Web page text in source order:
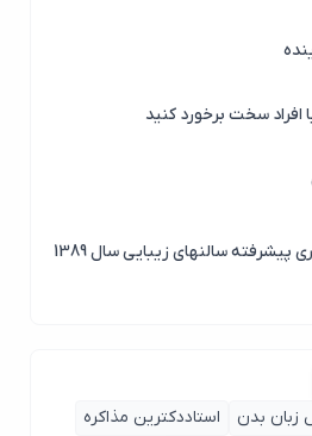
سخت برخورد کنید
سالنهای زیبایی سال 1389
بدن
استاددکترین مذاکره